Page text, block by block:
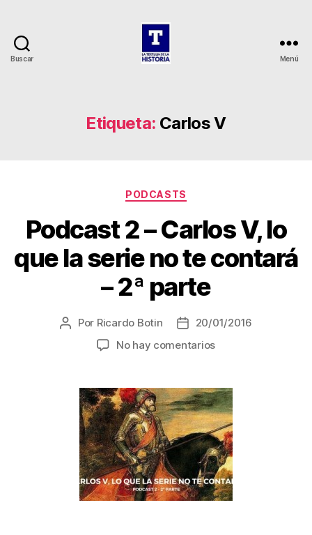
Buscar
la
Historia
Menú
Etiqueta: Carlos V
Categorías
PODCASTS
Podcast 2 – Carlos V, lo
que la serie no te contará
– 2ª parte
Autor
Por Ricardo Botin
Fecha20/01/2016
No hay comentariosen
–
Carlos
V,
lo
que
la
serie
no